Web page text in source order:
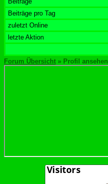
Beiträge pro Tag
zuletzt Online
letzte Aktion
Forum Übersicht » Profil ansehen